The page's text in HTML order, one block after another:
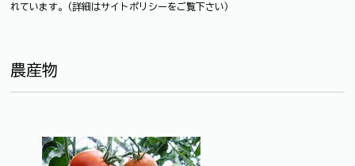
れています。(詳細はサイトポリシーをご覧下さい)
農産物